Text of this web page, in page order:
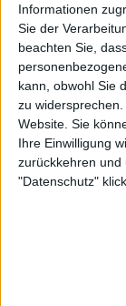
Informationen
Sie der
beachten Sie,
kann, obwohl Sie
zu
Website. Sie
Ihre Einwilligung
zurückkehren und
"Datenschutz"
The Crown -